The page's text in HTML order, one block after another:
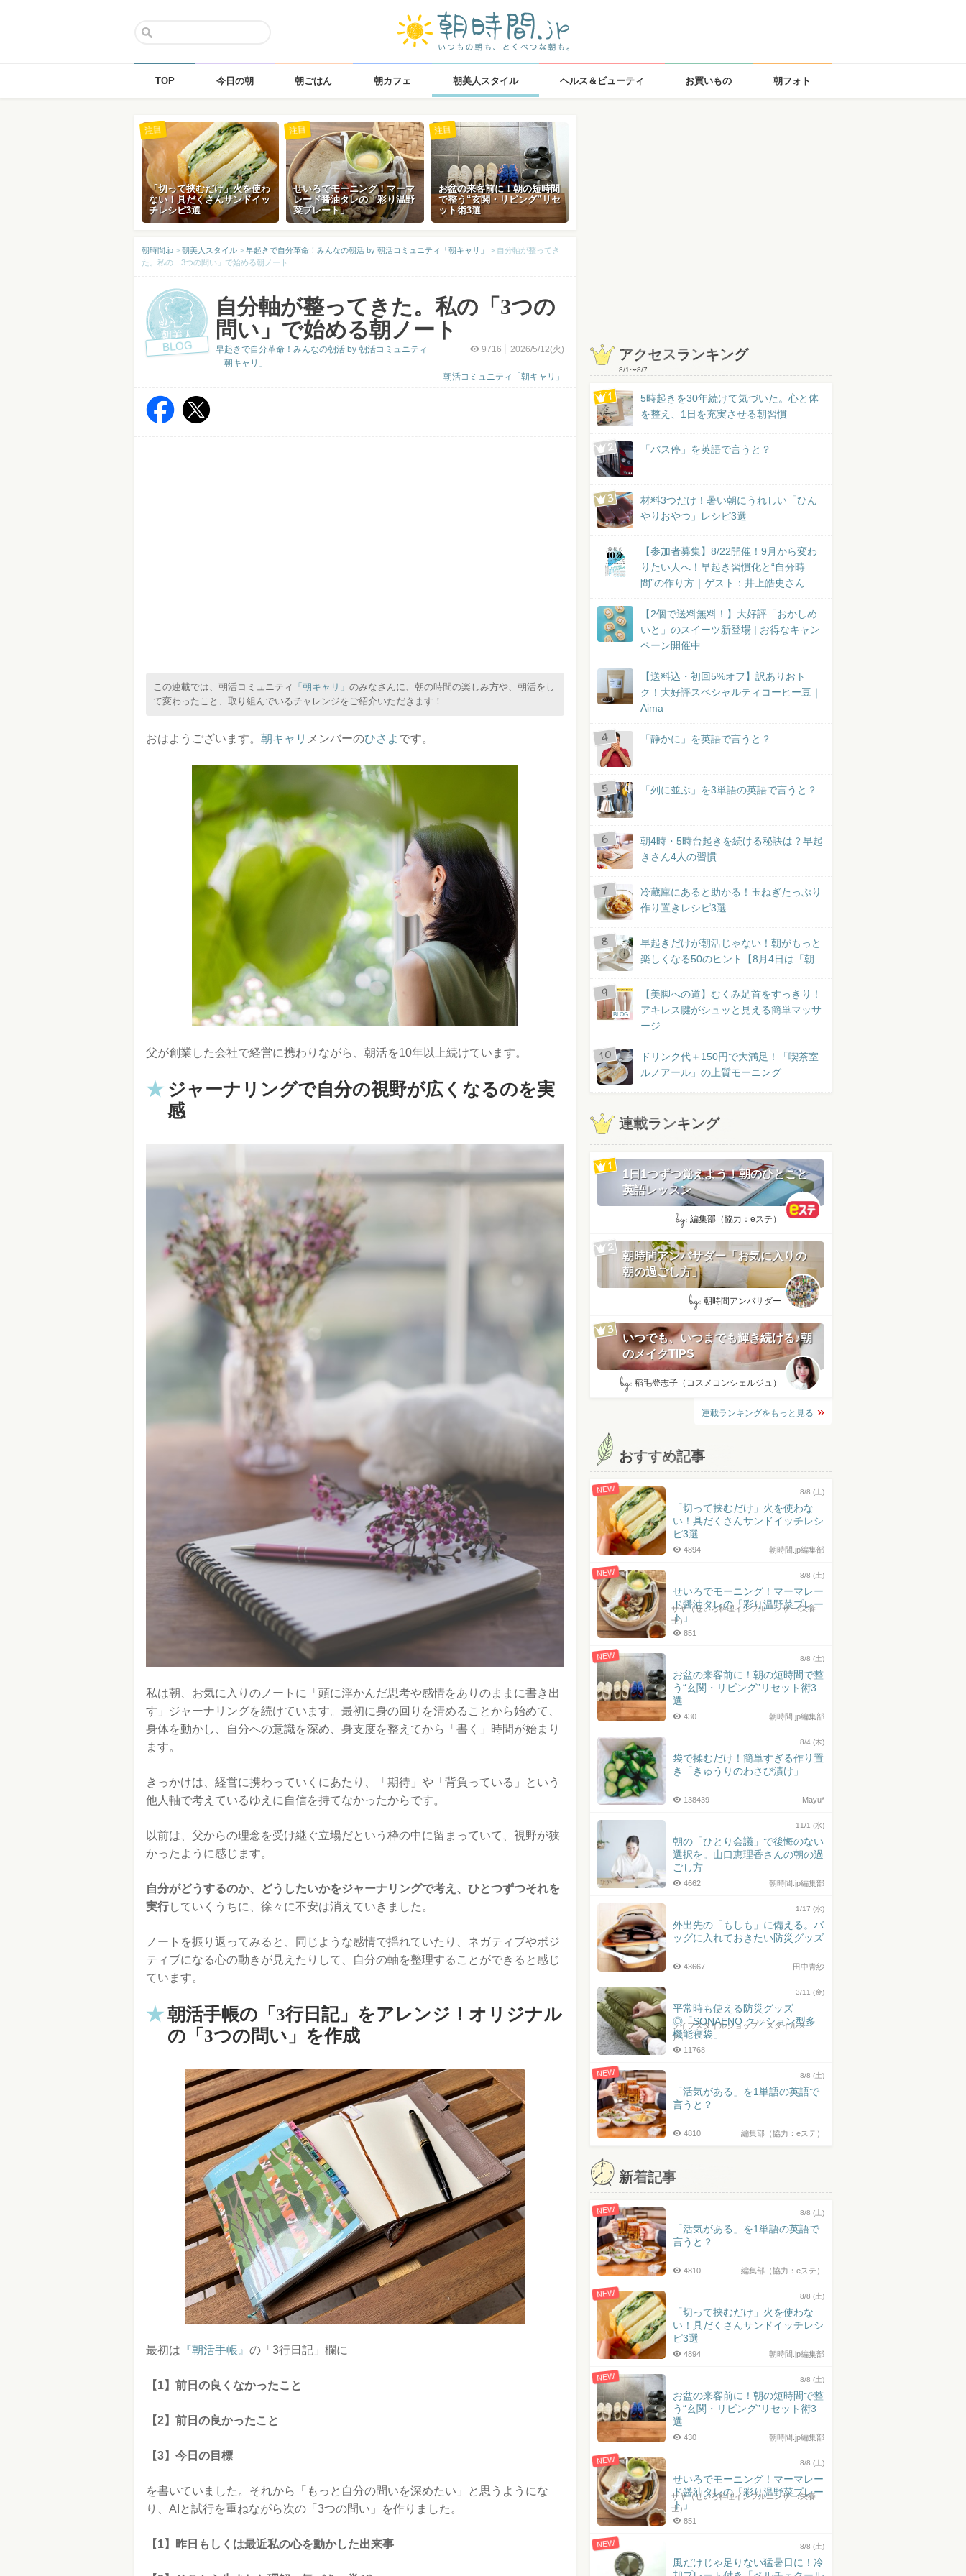
TOP 今日の朝 朝ごはん 朝カフェ 朝美人スタイル ヘルス＆ビューティ お買いもの 朝フォト
「切って挟むだけ」火を使わ
ない！具だくさんサンドイッ
チレシピ3選
注目
せいろでモーニング！マーマ
レード醤油タレの「彩り温野
菜プレート」
注目
お盆の来客前に！朝の短時間
で整う“玄関・リビング”リセ
ット術3選
注目
朝時間.jp > 朝美人スタイル > 早起きで自分革命！みんなの朝活 by 朝活コミュニティ「朝キャリ」 > 自分軸が整ってき
た。私の「3つの問い」で始める朝ノート
BLOG
自分軸が整ってきた。私の「3つの
問い」で始める朝ノート
9716 2026/5/12(火)
朝活コミュニティ「朝キャリ」
早起きで自分革命！みんなの朝活 by 朝活コミュニティ
「朝キャリ」
この連載では、朝活コミュニティ 「朝キャリ」 のみなさんに、朝の時間の楽しみ方や、朝活をし
て変わったこと、取り組んでいるチャレンジをご紹介いただきます！
おはようございます。 朝キャリ メンバーのひさよ です。
父が創業した会社で経営に携わりながら、朝活を10年以上続けています。
ジャーナリングで自分の視野が広くなるのを実
感
私は朝、お気に入りのノートに「頭に浮かんだ思考や感情をありのままに書き出
す」ジャーナリングを続けています。最初に身の回りを清めることから始めて、
身体を動かし、自分への意識を深め、身支度を整えてから「書く」時間が始まり
ます。
きっかけは、経営に携わっていくにあたり、「期待」や「背負っている」という
他人軸で考えているゆえに自信を持てなかったからです。
以前は、父からの理念を受け継ぐ立場だという枠の中に留まっていて、視野が狭
かったように感じます。
自分がどうするのか、どうしたいかをジャーナリングで考え、ひとつずつそれを
実行していくうちに、徐々に不安は消えていきました。
ノートを振り返ってみると、同じような感情で揺れていたり、ネガティブやポジ
ティブになる心の動きが見えたりして、自分の軸を整理することができると感じ
ています。
朝活手帳の「3行日記」をアレンジ！オリジナル
の「3つの問い」を作成
最初は 『朝活手帳』 の「3行日記」欄に
【1】前日の良くなかったこと
【2】前日の良かったこと
【3】今日の目標
を書いていました。それから「もっと自分の問いを深めたい」と思うようにな
り、AIと試行を重ねながら次の「3つの問い」を作りました。
【1】昨日もしくは最近私の心を動かした出来事
アクセスランキング
8/1〜8/7
5時起きを30年続けて気づいた。心と体
を整え、1日を充実させる朝習慣
「バス停」を英語で言うと？
材料3つだけ！暑い朝にうれしい「ひん
やりおやつ」レシピ3選
【参加者募集】8/22開催！9月から変わ
りたい人へ！早起き習慣化と“自分時
間”の作り方｜ゲスト：井上皓史さん
【2個で送料無料！】大好評「おかしめ
いと」のスイーツ新登場 | お得なキャン
ペーン開催中
【送料込・初回5%オフ】訳ありおト
ク！大好評スペシャルティコーヒー豆｜
Aima
「静かに」を英語で言うと？
「列に並ぶ」を3単語の英語で言うと？
朝4時・5時台起きを続ける秘訣は？早起
きさん4人の習慣
冷蔵庫にあると助かる！玉ねぎたっぷり
作り置きレシピ3選
早起きだけが朝活じゃない！朝がもっと
楽しくなる50のヒント【8月4日は「朝...
BLOG
【美脚への道】むくみ足首をすっきり！
アキレス腱がシュッと見える簡単マッサ
ージ
ドリンク代＋150円で大満足！「喫茶室
ルノアール」の上質モーニング
連載ランキング
1日1つずつ覚えよう！朝のひとこと
英語レッスン
by: 編集部（協力：eステ）
朝時間アンバサダー「お気に入りの
朝の過ごし方」
by: 朝時間アンバサダー
いつでも、いつまでも輝き続ける♪朝
のメイクTIPS
by: 稲毛登志子（コスメコンシェルジュ）
連載ランキングをもっと見る
おすすめ記事
NEW 8/8 (土)
「切って挟むだけ」火を使わな
い！具だくさんサンドイッチレシ
ピ3選
朝時間.jp編集部
4894
NEW 8/8 (土)
せいろでモーニング！マーマレー
ド醤油タレの「彩り温野菜プレー
ト」
サヤ（せいろ料理インフルエンサー/栄養
士）
851
NEW 8/8 (土)
お盆の来客前に！朝の短時間で整
う“玄関・リビング”リセット術3
選
朝時間.jp編集部
430
8/4 (木)
袋で揉むだけ！簡単すぎる作り置
き「きゅうりのわさび漬け」
Mayu*
138439
11/1 (水)
朝の「ひとり会議」で後悔のない
選択を。山口恵理香さんの朝の過
ごし方
朝時間.jp編集部
4662
1/17 (水)
外出先の「もしも」に備える。バ
ッグに入れておきたい防災グッズ
田中青紗
43667
3/11 (金)
平常時も使える防災グッズ
◎「SONAENO クッション型多
機能寝袋」
ライフスタイルショップ「スタイルスト
ア」
11768
NEW 8/8 (土)
「活気がある」を1単語の英語で
言うと？
編集部（協力：eステ）
4810
新着記事
NEW 8/8 (土)
「活気がある」を1単語の英語で
言うと？
編集部（協力：eステ）
4810
NEW 8/8 (土)
「切って挟むだけ」火を使わな
い！具だくさんサンドイッチレシ
ピ3選
朝時間.jp編集部
4894
NEW 8/8 (土)
お盆の来客前に！朝の短時間で整
う“玄関・リビング”リセット術3
選
朝時間.jp編集部
430
NEW 8/8 (土)
せいろでモーニング！マーマレー
ド醤油タレの「彩り温野菜プレー
ト」
サヤ（せいろ料理インフルエンサー/栄養
士）
851
NEW 8/8 (土)
風だけじゃ足りない猛暑日に！冷